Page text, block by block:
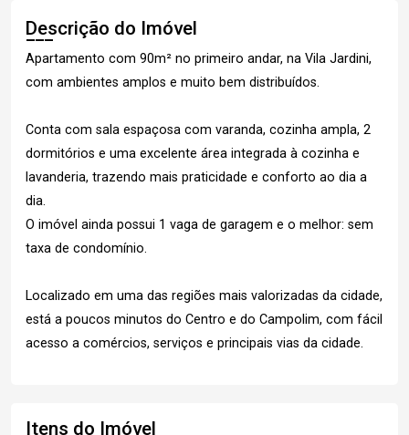
Descrição do Imóvel
Apartamento com 90m² no primeiro andar, na Vila Jardini,
com ambientes amplos e muito bem distribuídos.
Conta com sala espaçosa com varanda, cozinha ampla, 2
dormitórios e uma excelente área integrada à cozinha e
lavanderia, trazendo mais praticidade e conforto ao dia a
dia.
O imóvel ainda possui 1 vaga de garagem e o melhor: sem
taxa de condomínio.
Localizado em uma das regiões mais valorizadas da cidade,
está a poucos minutos do Centro e do Campolim, com fácil
acesso a comércios, serviços e principais vias da cidade.
Itens do Imóvel